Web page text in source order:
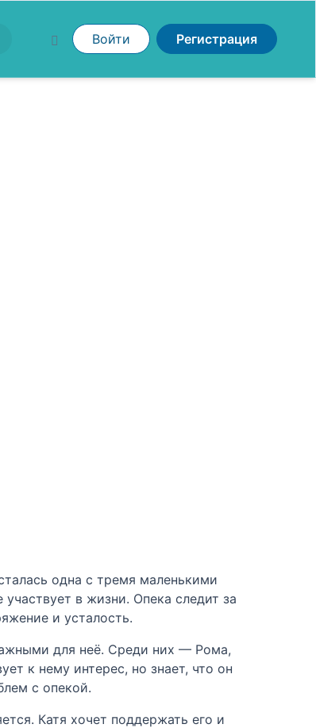
Войти Регистрация
одна с тремя маленькими
в жизни. Опека следит за
и усталость.
для неё. Среди них — Рома,
к нему интерес, но знает, что он
с опекой.
Катя хочет поддержать его и